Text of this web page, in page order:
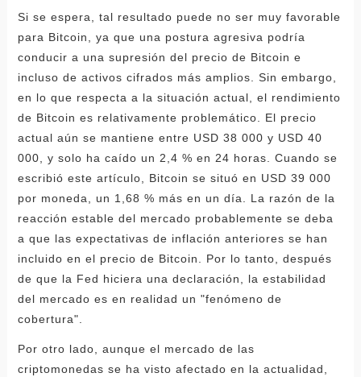
Si se espera, tal resultado puede no ser muy favorable
para Bitcoin, ya que una postura agresiva podría
conducir a una supresión del precio de Bitcoin e
incluso de activos cifrados más amplios. Sin embargo,
en lo que respecta a la situación actual, el rendimiento
de Bitcoin es relativamente problemático. El precio
actual aún se mantiene entre USD 38 000 y USD 40
000, y solo ha caído un 2,4 % en 24 horas. Cuando se
escribió este artículo, Bitcoin se situó en USD 39 000
por moneda, un 1,68 % más en un día. La razón de la
reacción estable del mercado probablemente se deba
a que las expectativas de inflación anteriores se han
incluido en el precio de Bitcoin. Por lo tanto, después
de que la Fed hiciera una declaración, la estabilidad
del mercado es en realidad un "fenómeno de
cobertura".
Por otro lado, aunque el mercado de las
criptomonedas se ha visto afectado en la actualidad,